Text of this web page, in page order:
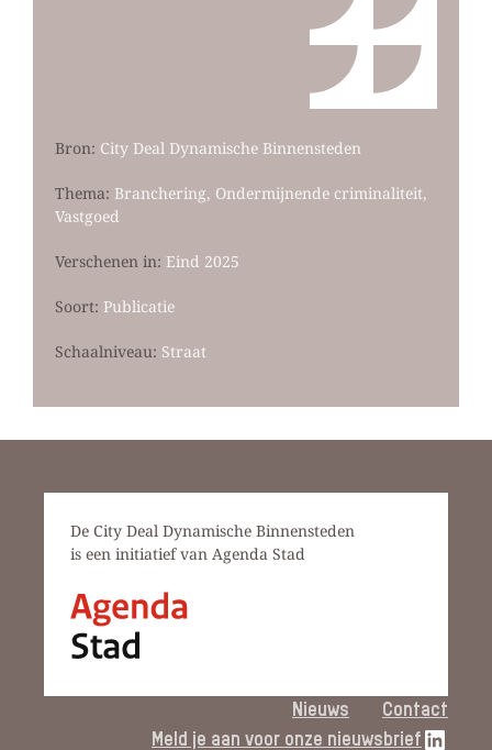
Bron: City Deal Dynamische Binnensteden
Thema: Branchering, Ondermijnende criminaliteit,
Vastgoed
Verschenen in: Eind 2025
Soort: Publicatie
Schaalniveau: Straat
De City Deal Dynamische Binnensteden
is een initiatief van Agenda Stad
Nieuws
Contact
Meld je aan voor onze nieuwsbriefLinkedIn link